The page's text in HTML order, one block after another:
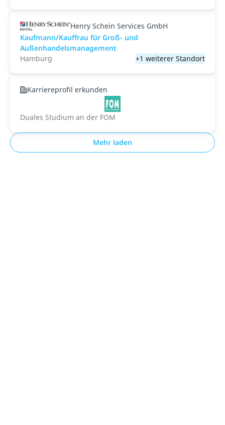
Henry Schein Services GmbH
Kaufmann/Kauffrau für Groß- und
Außenhandelsmanagement
Hamburg
+1 weiterer Standort
Karriereprofil erkunden
Duales Studium an der FOM
Mehr laden